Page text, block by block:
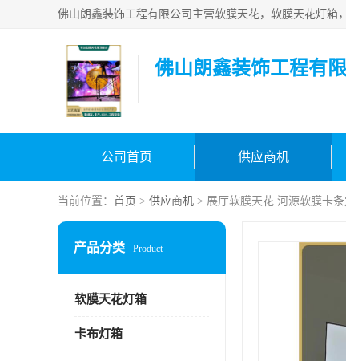
佛山朗鑫装饰工程有
公司首页 供应商机
当前位置： 首页 > 供应商机 > 展厅软膜天花 河源软膜卡条
产品分类 Product
软膜天花灯箱
卡布灯箱